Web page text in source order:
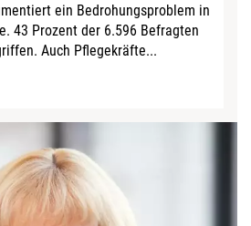
ein Bedrohungsproblem in
43 Prozent der 6.596 Befragten
Auch Pflegekräfte...